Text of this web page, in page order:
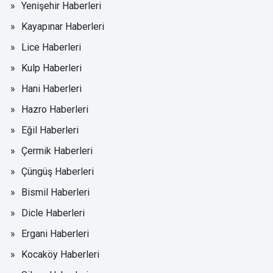
Yenişehir Haberleri
Kayapınar Haberleri
Lice Haberleri
Kulp Haberleri
Hani Haberleri
Hazro Haberleri
Eğil Haberleri
Çermik Haberleri
Çüngüş Haberleri
Bismil Haberleri
Dicle Haberleri
Ergani Haberleri
Kocaköy Haberleri